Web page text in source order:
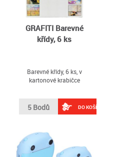
GRAFITI Barevné
křídy, 6 ks
Barevné křídy, 6 ks, v
kartonové krabičce
5 Bodů DO KOŠÍKU